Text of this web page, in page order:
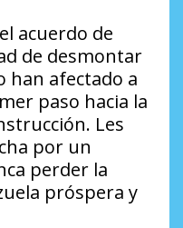
acuerdo de
de desmontar
han afectado a
paso hacia la
Les
por un
perder la
próspera y